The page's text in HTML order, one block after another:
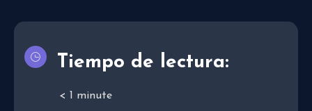
Tiempo de lectura:
< 1 minute